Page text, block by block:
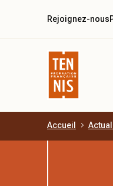
Aller au contenu
Rejoignez-nous
Accueil